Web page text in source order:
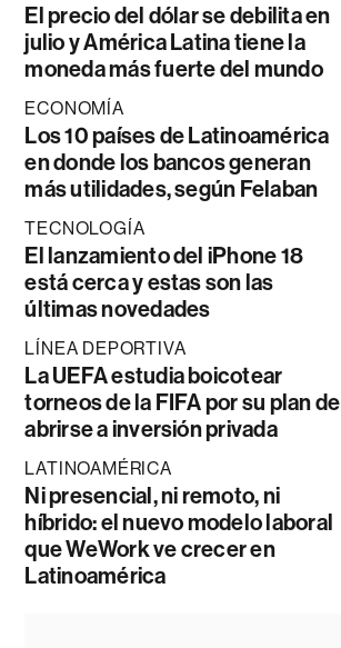
El precio del dólar se debilita en
julio y América Latina tiene la
moneda más fuerte del mundo
ECONOMÍA
Los 10 países de Latinoamérica
en donde los bancos generan
más utilidades, según Felaban
TECNOLOGÍA
El lanzamiento del iPhone 18
está cerca y estas son las
últimas novedades
LÍNEA DEPORTIVA
La UEFA estudia boicotear
torneos de la FIFA por su plan de
abrirse a inversión privada
LATINOAMÉRICA
Ni presencial, ni remoto, ni
híbrido: el nuevo modelo laboral
que WeWork ve crecer en
Latinoamérica